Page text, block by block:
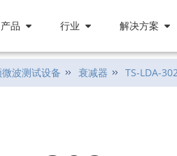
产品 行业 解决方案
波测试设备 衰减器 TS-LDA-